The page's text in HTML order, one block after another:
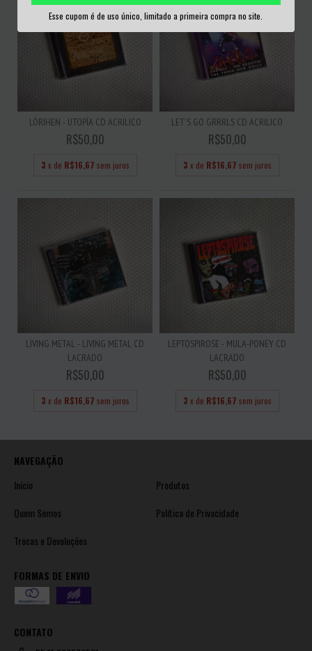
Esse cupom é de uso único, limitado a primeira compra no site.
LÖRIHEN - UTOPÍA CD ACRILICO
R$50,00
3 x de R$16,67 sem juros
LET'S GO GRRRLS CD ACRILICO
R$50,00
3 x de R$16,67 sem juros
LIVING METAL - LIVING METAL CD
LACRADO
R$50,00
3 x de R$16,67 sem juros
LEPTOSPIROSE - MULA-PONEY CD
LACRADO
R$50,00
3 x de R$16,67 sem juros
NAVEGAÇÃO
Início
Produtos
Quem Somos
Política de Privacidade
Trocas e Devoluções
FORMAS DE ENVIO
CONTATO